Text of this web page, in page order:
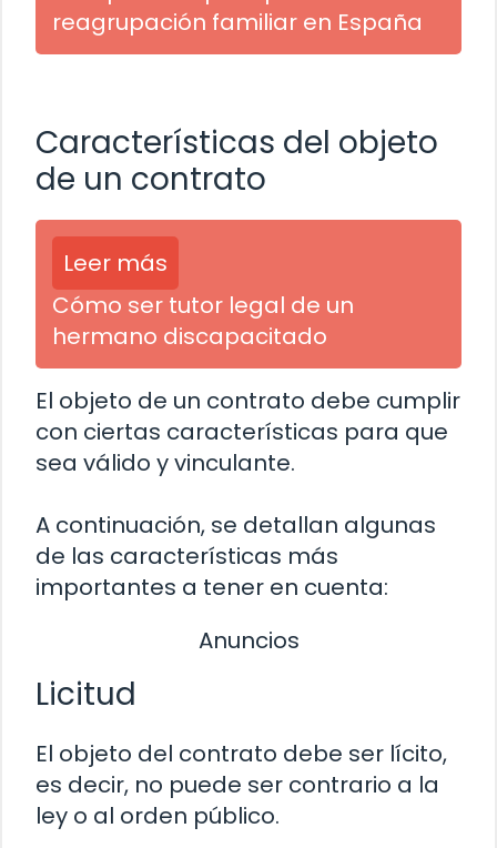
reagrupación familiar en España
Características del objeto
de un contrato
Leer más
Cómo ser tutor legal de un
hermano discapacitado
El objeto de un contrato debe cumplir
con ciertas características para que
sea válido y vinculante.
A continuación, se detallan algunas
de las características más
importantes a tener en cuenta:
Anuncios
Licitud
El objeto del contrato debe ser lícito,
es decir, no puede ser contrario a la
ley o al orden público.